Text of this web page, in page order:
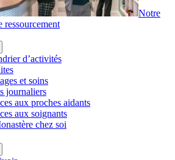
Notre
ressourcement
d’activités
et soins
journaliers
aux proches aidants
aux soignants
chez soi